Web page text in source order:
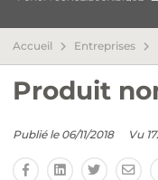
Accueil Entreprises
Produit
Publié le 06/11/2018 Vu